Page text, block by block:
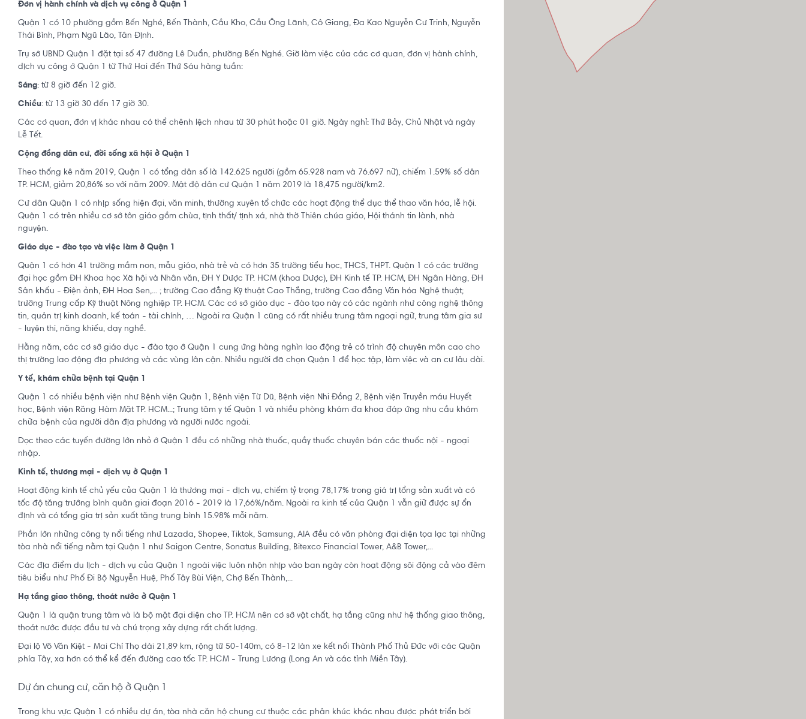
Đơn vị hành chính và dịch vụ công ở Quận 1
Quận 1 có 10 phường gồm Bến Nghé, Bến Thành, Cầu Kho, Cầu Ông Lãnh, Cô Giang, Đa Kao Nguyễn Cư Trinh, Nguyễn
Thái Bình, Phạm Ngũ Lão, Tân Định.
Trụ sở UBND Quận 1 đặt tại số 47 đường Lê Duẩn, phường Bến Nghé. Giờ làm việc của các cơ quan, đơn vị hành chính,
dịch vụ công ở Quận 1 từ Thứ Hai đến Thứ Sáu hàng tuần:
Sáng: từ 8 giờ đến 12 giờ.
Chiều: từ 13 giờ 30 đến 17 giờ 30.
Các cơ quan, đơn vị khác nhau có thể chênh lệch nhau từ 30 phút hoặc 01 giờ. Ngày nghỉ: Thứ Bảy, Chủ Nhật và ngày
Lễ Tết.
Cộng đồng dân cư, đời sống xã hội ở Quận 1
Theo thống kê năm 2019, Quận 1 có tổng dân số là 142.625 người (gồm 65.928 nam và 76.697 nữ), chiếm 1.59% số dân
TP. HCM, giảm 20,86% so với năm 2009. Mật độ dân cư Quận 1 năm 2019 là 18,475 người/km2.
Cư dân Quận 1 có nhịp sống hiện đại, văn minh, thường xuyên tổ chức các hoạt động thể dục thể thao văn hóa, lễ hội.
Quận 1 có trên nhiều cơ sở tôn giáo gồm chùa, tịnh thất/ tịnh xá, nhà thờ Thiên chúa giáo, Hội thánh tin lành, nhà
nguyện.
Giáo dục - đào tạo và việc làm ở Quận 1
Quận 1 có hơn 41 trường mầm non, mẫu giáo, nhà trẻ và có hơn 35 trường tiểu học, THCS, THPT. Quận 1 có các trường
đại học gồm ĐH Khoa học Xã hội và Nhân văn, ĐH Y Dược TP. HCM (khoa Dược), ĐH Kinh tế TP. HCM, ĐH Ngân Hàng, ĐH
Sân khấu - Điện ảnh, ĐH Hoa Sen,... ; trường Cao đẳng Kỹ thuật Cao Thắng, trường Cao đẳng Văn hóa Nghệ thuật;
trường Trung cấp Kỹ thuật Nông nghiệp TP. HCM. Các cơ sở giáo dục - đào tạo này có các ngành như công nghệ thông
tin, quản trị kinh doanh, kế toán - tài chính, … Ngoài ra Quận 1 cũng có rất nhiều trung tâm ngoại ngữ, trung tâm gia sư
- luyện thi, năng khiếu, dạy nghề.
Hằng năm, các cơ sở giáo dục - đào tạo ở Quận 1 cung ứng hàng nghìn lao động trẻ có trình độ chuyên môn cao cho
thị trường lao động địa phương và các vùng lân cận. Nhiều người đã chọn Quận 1 để học tập, làm việc và an cư lâu dài.
Y tế, khám chữa bệnh tại Quận 1
Quận 1 có nhiều bệnh viện như Bệnh viện Quận 1, Bệnh viện Từ Dũ, Bệnh viện Nhi Đồng 2, Bệnh viện Truyền máu Huyết
học, Bệnh viện Răng Hàm Mặt TP. HCM...; Trung tâm y tế Quận 1 và nhiều phòng khám đa khoa đáp ứng nhu cầu khám
chữa bệnh của người dân địa phương và người nước ngoài.
Dọc theo các tuyến đường lớn nhỏ ở Quận 1 đều có những nhà thuốc, quầy thuốc chuyên bán các thuốc nội - ngoại
nhập.
Kinh tế, thương mại - dịch vụ ở Quận 1
Hoạt động kinh tế chủ yếu của Quận 1 là thương mại - dịch vụ, chiếm tỷ trọng 78,17% trong giá trị tổng sản xuất và có
tốc độ tăng trưởng bình quân giai đoạn 2016 - 2019 là 17,66%/năm. Ngoài ra kinh tế của Quận 1 vẫn giữ được sự ổn
định và có tổng gia trị sản xuất tăng trung bình 15.98% mỗi năm.
Phần lớn những công ty nổi tiếng như Lazada, Shopee, Tiktok, Samsung, AIA đều có văn phòng đại diện tọa lạc tại những
tòa nhà nổi tiếng nằm tại Quận 1 như Saigon Centre, Sonatus Building, Bitexco Financial Tower, A&B Tower,...
Các địa điểm du lịch - dịch vụ của Quận 1 ngoài việc luôn nhộn nhịp vào ban ngày còn hoạt động sôi động cả vào đêm
tiêu biểu như Phố Đi Bộ Nguyễn Huệ, Phố Tây Bùi Viện, Chợ Bến Thành,...
Hạ tầng giao thông, thoát nước ở Quận 1
Quận 1 là quận trung tâm và là bộ mặt đại diện cho TP. HCM nên cơ sở vật chất, hạ tầng cũng như hệ thống giao thông,
thoát nước được đầu tư và chú trọng xây dựng rất chất lượng.
Đại lộ Võ Văn Kiệt - Mai Chí Thọ dài 21,89 km, rộng từ 50-140m, có 8-12 làn xe kết nối Thành Phố Thủ Đức với các Quận
phía Tây, xa hơn có thể kể đến đường cao tốc TP. HCM - Trung Lương (Long An và các tỉnh Miền Tây).
Dự án chung cư, căn hộ ở Quận 1
Trong khu vực Quận 1 có nhiều dự án, tòa nhà căn hộ chung cư thuộc các phân khúc khác nhau được phát triển bởi